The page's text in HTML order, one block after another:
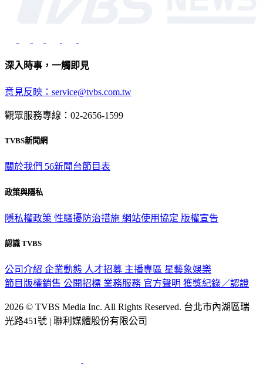
深入時事，一觸即見
意見反映：service@tvbs.com.tw
觀眾服務專線：02-2656-1599
TVBS新聞網
關於我們 56新聞台節目表
政策與隱私
隱私權政策 性騷擾防治措施 網站使用協定 版權宣告
認識 TVBS
公司介紹 企業動態 人才招募 主播專區 星藝象娛樂
節目版權銷售 公開招標 業務服務 官方聲明 獲獎紀錄／認證
2026 © TVBS Media Inc. All Rights Reserved. 台北市內湖區瑞
光路451號 | 聯利媒體股份有限公司